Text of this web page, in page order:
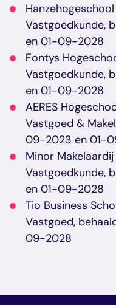
Vastgoedkunde,
en 01-09-2028
Fontys
Vastgoedkunde,
en 01-09-2028
AERES
Vastgoed &
09-2023 en 01-
Minor
Vastgoedkunde,
en 01-09-2028
Tio Business
Vastgoed,
09-2028